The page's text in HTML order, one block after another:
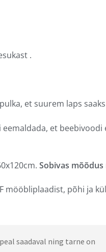
.
et suurem laps
et
Sobivas
mööbliplaadist, põhi ja
saadaval ning tarne on